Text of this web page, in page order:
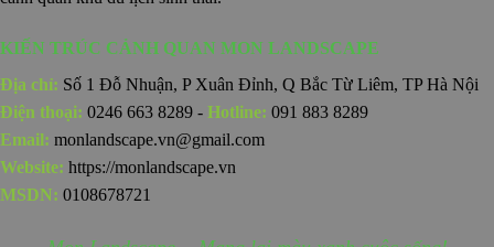
KIẾN TRÚC CẢNH QUAN MON LANDSCAPE
Địa chỉ: Số 1 Đỗ Nhuận, P Xuân Đỉnh, Q Bắc Từ Liêm, TP Hà Nội
Điện thoại: 0246 663 8289 - Hotline: 091 883 8289
Email: monlandscape.vn@gmail.com
Website: https://monlandscape.vn
MSDN: 0108678721